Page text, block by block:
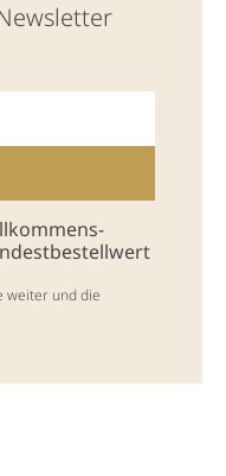
weiter und die